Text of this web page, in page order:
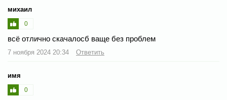
михаил
0
всё отлично скачалосб ваще без проблем
7 ноября 2024 20:34 Ответить
имя
0